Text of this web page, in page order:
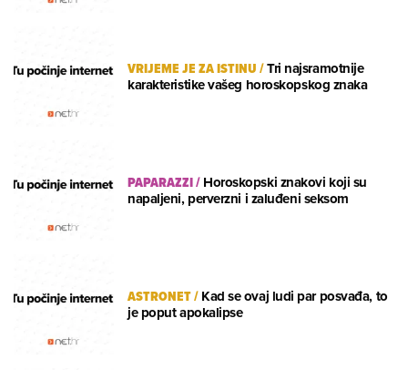
VRIJEME JE ZA ISTINU/Tri najsramotnije
karakteristike vašeg horoskopskog znaka
PAPARAZZI/Horoskopski znakovi koji su
napaljeni, perverzni i zaluđeni seksom
ASTRONET/Kad se ovaj ludi par posvađa, to
je poput apokalipse